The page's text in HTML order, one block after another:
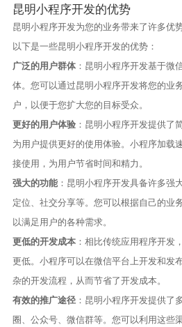
昆明小程序开发的优势
昆明小程序开发为您的业务带来了许多优
以下是一些昆明小程序开发的优势：
广泛的用户群体：昆明小程序开发基于微
体。您可以通过昆明小程序开发将您的业
户，以便于您扩大您的目标受众。
更好的用户体验：昆明小程序开发提供了
为用户提供更好的使用体验。小程序加载
接使用，为用户节省时间和精力。
强大的功能：昆明小程序开发具备许多强
定位、社交分享等。您可以根据自己的业
以满足用户的各种需求。
更低的开发成本：相比传统应用程序开发
更低。小程序可以在微信平台上开发和发
杂的开发流程，从而节省了开发成本。
有效的推广途径：昆明小程序开发提供了
圈、公众号、微信群等。您可以利用这些